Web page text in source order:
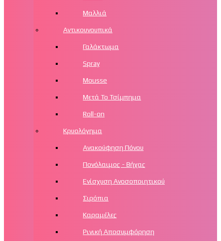
Μαλλιά
Αντικουνουπικά
Γαλάκτωμα
Spray
Mousse
Μετά Το Τσίμπημα
Roll-on
Κρυολόγημα
Ανακούφηση Πόνου
Πονόλαιμος - Βήχας
Ενίσχυση Ανοσοποιητικού
Σιρόπια
Καραμέλες
Ρινική Αποσυμφόρηση